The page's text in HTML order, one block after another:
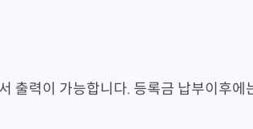
출력이 가능합니다. 등록금 납부이후에